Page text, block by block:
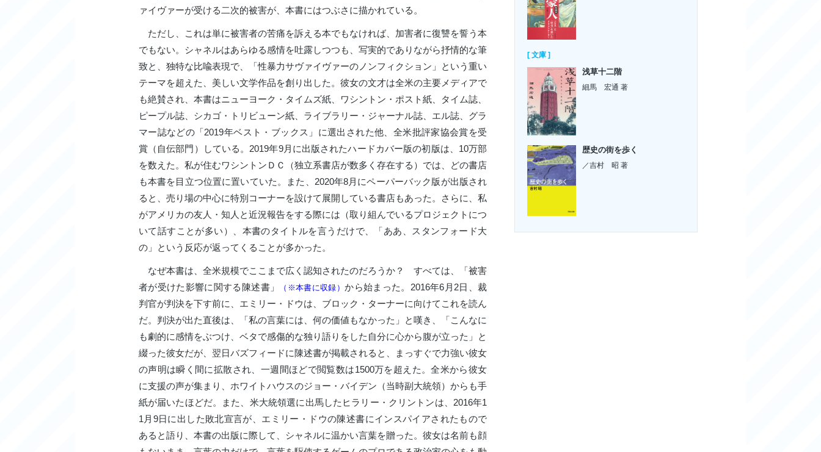
ァイヴァーが受ける二次的被害が、本書にはつぶさに描かれている。
ただし、これは単に被害者の苦痛を訴える本でもなければ、加害者に復讐を誓う本
でもない。シャネルはあらゆる感情を吐露しつつも、写実的でありながら抒情的な筆
致と、独特な比喩表現で、「性暴力サヴァイヴァーのノンフィクション」という重い
テーマを超えた、美しい文学作品を創り出した。彼女の文才は全米の主要メディアで
も絶賛され、本書はニューヨーク・タイムズ紙、ワシントン・ポスト紙、タイム誌、
ピープル誌、シカゴ・トリビューン紙、ライブラリー・ジャーナル誌、エル誌、グラ
マー誌などの「2019年ベスト・ブックス」に選出された他、全米批評家協会賞を受
賞（自伝部門）している。2019年9月に出版されたハードカバー版の初版は、10万部
を数えた。私が住むワシントンＤＣ（独立系書店が数多く存在する）では、どの書店
も本書を目立つ位置に置いていた。また、2020年8月にペーパーバック版が出版され
ると、売り場の中心に特別コーナーを設けて展開している書店もあった。さらに、私
がアメリカの友人・知人と近況報告をする際には（取り組んでいるプロジェクトにつ
いて話すことが多い）、本書のタイトルを言うだけで、「ああ、スタンフォード大
の」という反応が返ってくることが多かった。
なぜ本書は、全米規模でここまで広く認知されたのだろうか？ すべては、「被害
者が受けた影響に関する陳述書」
（※本書に収録）から始まった。2016年6月2日、裁
判官が判決を下す前に、エミリー・ドウは、ブロック・ターナーに向けてこれを読ん
だ。判決が出た直後は、「私の言葉には、何の価値もなかった」と嘆き、「こんなに
も劇的に感情をぶつけ、ベタで感傷的な独り語りをした自分に心から腹が立った」と
綴った彼女だが、翌日バズフィードに陳述書が掲載されると、まっすぐで力強い彼女
の声明は瞬く間に拡散され、一週間ほどで閲覧数は1500万を超えた。全米から彼女
に支援の声が集まり、ホワイトハウスのジョー・バイデン（当時副大統領）からも手
紙が届いたほどだ。また、米大統領選に出馬したヒラリー・クリントンは、2016年1
1月9日に出した敗北宣言が、エミリー・ドウの陳述書にインスパイアされたもので
あると語り、本書の出版に際して、シャネルに温かい言葉を贈った。彼女は名前も顔
[ 文庫 ]
浅草十二階
細馬 宏通 著
歴史の街を歩く
／吉村 昭 著